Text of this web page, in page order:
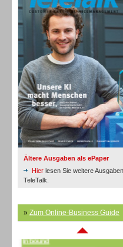
Ältere Ausgaben als ePaper
Hier lesen Sie weitere
TeleTalk.
» Zum Online-Business Guide
Inbound
Inbound